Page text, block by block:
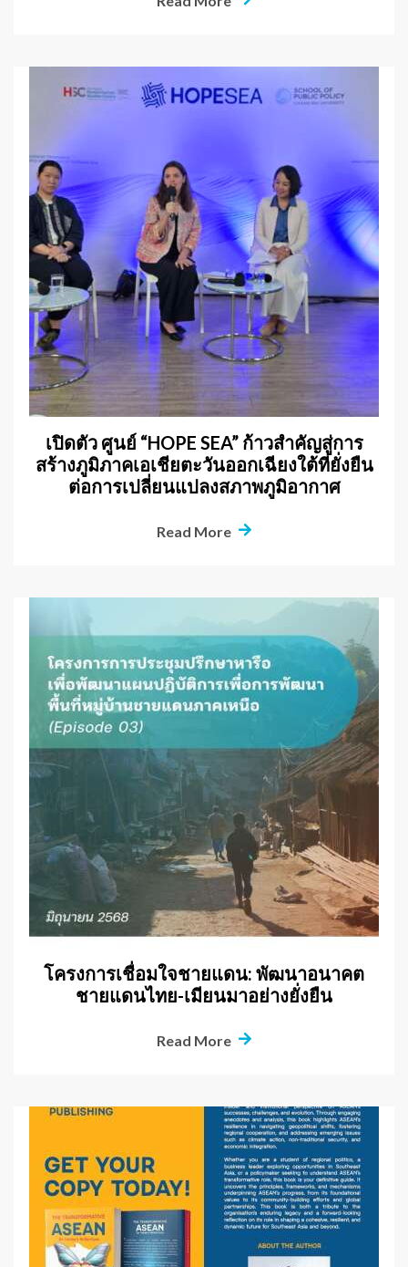
เปิดตัว ศูนย์ “HOPE SEA” ก้าวสำคัญสู่การ
สร้างภูมิภาคเอเชียตะวันออกเฉียงใต้ที่ยั่งยืน
ต่อการเปลี่ยนแปลงสภาพภูมิอากาศ
Read More
โครงการเชื่อมใจชายแดน: พัฒนาอนาคต
ชายแดนไทย-เมียนมาอย่างยั่งยืน
Read More